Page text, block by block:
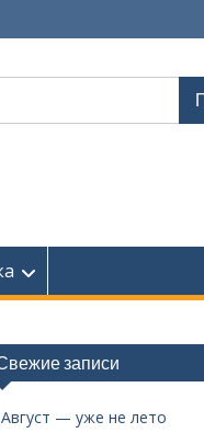
записи
Август — уже не лето